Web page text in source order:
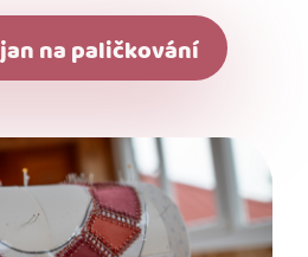
na paličkování